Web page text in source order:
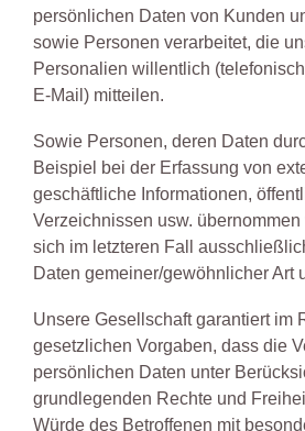
persönlichen Daten von Kunden
sowie Personen verarbeitet, die
Personalien willentlich
E-Mail) mitteilen.
Sowie Personen, deren Daten
Beispiel bei der Erfassung von
geschäftliche Informationen,
Verzeichnissen usw.
sich im letzteren Fall
Daten gemeiner/gewöhnlicher Art
Unsere Gesellschaft garantiert im
gesetzlichen Vorgaben, dass die
persönlichen Daten unter
grundlegenden Rechte und
Würde des Betroffenen mit